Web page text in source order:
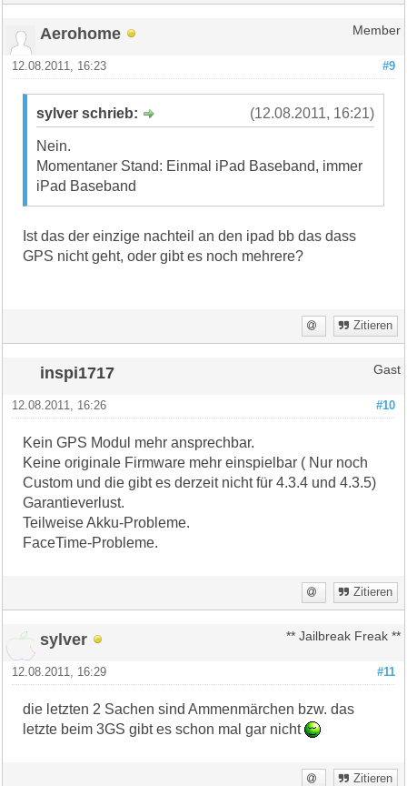
Aerohome Member
#9
12.08.2011, 16:23
(12.08.2011, 16:21)
sylver schrieb:
Nein.
Momentaner Stand: Einmal iPad Baseband, immer
iPad Baseband
Ist das der einzige nachteil an den ipad bb das dass
GPS nicht geht, oder gibt es noch mehrere?
Zitieren
inspi1717 Gast
#10
12.08.2011, 16:26
Kein GPS Modul mehr ansprechbar.
Keine originale Firmware mehr einspielbar ( Nur noch
Custom und die gibt es derzeit nicht für 4.3.4 und 4.3.5)
Garantieverlust.
Teilweise Akku-Probleme.
FaceTime-Probleme.
Zitieren
sylver ** Jailbreak Freak **
#11
12.08.2011, 16:29
die letzten 2 Sachen sind Ammenmärchen bzw. das
letzte beim 3GS gibt es schon mal gar nicht
Zitieren